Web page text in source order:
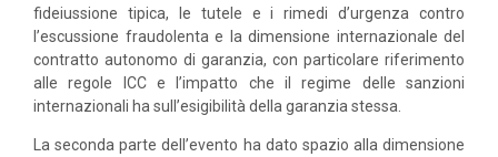
fideiussione tipica, le tutele e i rimedi d’urgenza contro
l’escussione fraudolenta e la dimensione internazionale del
contratto autonomo di garanzia, con particolare riferimento
alle regole ICC e l’impatto che il regime delle sanzioni
internazionali ha sull’esigibilità della garanzia stessa.
La seconda parte dell’evento ha dato spazio alla dimensione